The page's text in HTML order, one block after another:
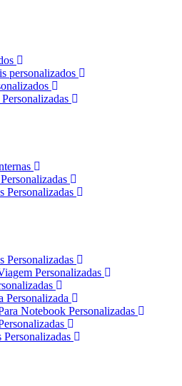
personalizados
Personalizadas
Personalizadas
Personalizadas
Personalizada
Notebook Personalizadas
Personalizadas